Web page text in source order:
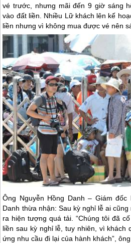
vé trước, nhưng mãi đến 9 giờ sáng
vào đất liền. Nhiều Lữ khách lên kế
liền nhưng vì không mua được vé nên
Ông Nguyễn Hồng Danh – Giám đốc
Danh thừa nhận: Sau kỳ nghỉ lễ ai
ra hiện tượng quá tải. “Chúng tôi đã
liền sau kỳ nghỉ lễ, tuy nhiên, vì khách
ứng nhu cầu đi lại của hành khách”,